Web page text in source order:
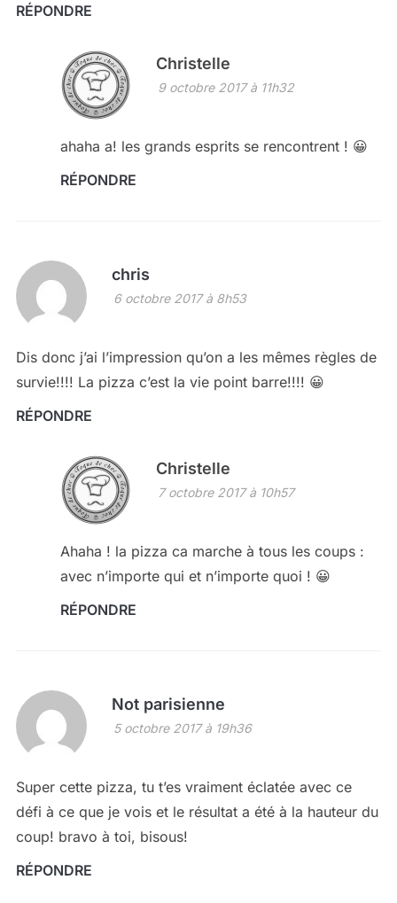
RÉPONDRE
Christelle
9 octobre 2017 à 11h32
ahaha a! les grands esprits se rencontrent ! 😀
RÉPONDRE
chris
6 octobre 2017 à 8h53
Dis donc j’ai l’impression qu’on a les mêmes règles de
survie!!!! La pizza c’est la vie point barre!!!! 😀
RÉPONDRE
Christelle
7 octobre 2017 à 10h57
Ahaha ! la pizza ca marche à tous les coups :
avec n’importe qui et n’importe quoi ! 😀
RÉPONDRE
Not parisienne
5 octobre 2017 à 19h36
Super cette pizza, tu t’es vraiment éclatée avec ce
défi à ce que je vois et le résultat a été à la hauteur du
coup! bravo à toi, bisous!
RÉPONDRE